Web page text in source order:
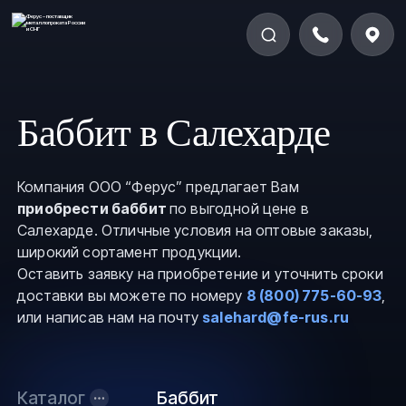
Баббит в Салехарде
Компания ООО “Ферус” предлагает Вам
приобрести баббит по выгодной цене в
Салехарде. Отличные условия на оптовые заказы,
широкий сортамент продукции.
Оставить заявку на приобретение и уточнить сроки
доставки вы можете по номеру 8 (800) 775-60-93,
или написав нам на почту salehard@fe-rus.ru
Каталог Баббит